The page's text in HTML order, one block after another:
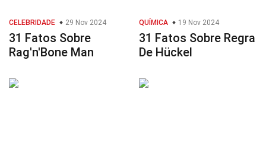
CELEBRIDADE 29 Nov 2024
31 Fatos Sobre
Rag'n'Bone Man
QUÍMICA 19 Nov 2024
31 Fatos Sobre Regra
De Hückel